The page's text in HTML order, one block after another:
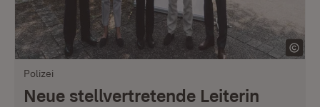
Polizei
Neue stellvertretende Leiterin